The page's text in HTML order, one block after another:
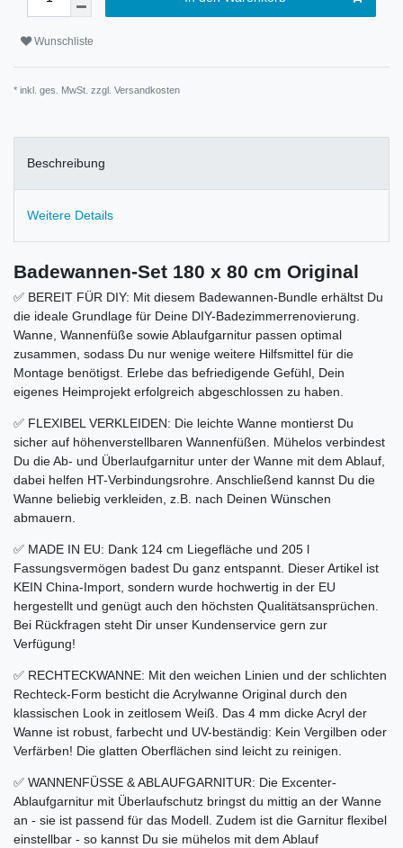
Wunschliste
* inkl. ges. MwSt. zzgl. Versandkosten
Beschreibung
Weitere Details
Badewannen-Set 180 x 80 cm Original
✅ BEREIT FÜR DIY: Mit diesem Badewannen-Bundle erhältst Du
die ideale Grundlage für Deine DIY-Badezimmerrenovierung.
Wanne, Wannenfüße sowie Ablaufgarnitur passen optimal
zusammen, sodass Du nur wenige weitere Hilfsmittel für die
Montage benötigst. Erlebe das befriedigende Gefühl, Dein
eigenes Heimprojekt erfolgreich abgeschlossen zu haben.
✅ FLEXIBEL VERKLEIDEN: Die leichte Wanne montierst Du
sicher auf höhenverstellbaren Wannenfüßen. Mühelos verbindest
Du die Ab- und Überlaufgarnitur unter der Wanne mit dem Ablauf,
dabei helfen HT-Verbindungsrohre. Anschließend kannst Du die
Wanne beliebig verkleiden, z.B. nach Deinen Wünschen
abmauern.
✅ MADE IN EU: Dank 124 cm Liegefläche und 205 l
Fassungsvermögen badest Du ganz entspannt. Dieser Artikel ist
KEIN China-Import, sondern wurde hochwertig in der EU
hergestellt und genügt auch den höchsten Qualitätsansprüchen.
Bei Rückfragen steht Dir unser Kundenservice gern zur
Verfügung!
✅ RECHTECKWANNE: Mit den weichen Linien und der schlichten
Rechteck-Form besticht die Acrylwanne Original durch den
klassischen Look in zeitlosem Weiß. Das 4 mm dicke Acryl der
Wanne ist robust, farbecht und UV-beständig: Kein Vergilben oder
Verfärben! Die glatten Oberflächen sind leicht zu reinigen.
✅ WANNENFÜSSE & ABLAUFGARNITUR: Die Excenter-
Ablaufgarnitur mit Überlaufschutz bringst du mittig an der Wanne
an - sie ist passend für das Modell. Zudem ist die Garnitur flexibel
einstellbar - so kannst Du sie mühelos mit dem Ablauf